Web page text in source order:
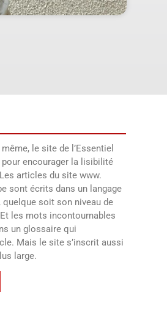
le site de l’Essentiel
encourager la lisibilité
articles du site www.
sont écrits dans un langage
soit son niveau de
les mots incontournables
un glossaire qui
Mais le site s’inscrit aussi
large.